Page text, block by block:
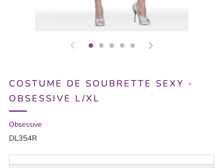
COSTUME DE SOUBRETTE SEXY -
OBSESSIVE L/XL
Obsessive
DL354R